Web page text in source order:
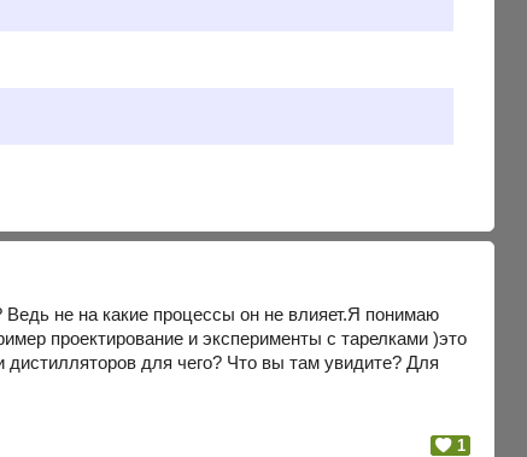
Ведь не на какие процессы он не влияет.Я понимаю
проектирование и эксперименты с тарелками )это
для чего? Что вы там увидите? Для
1